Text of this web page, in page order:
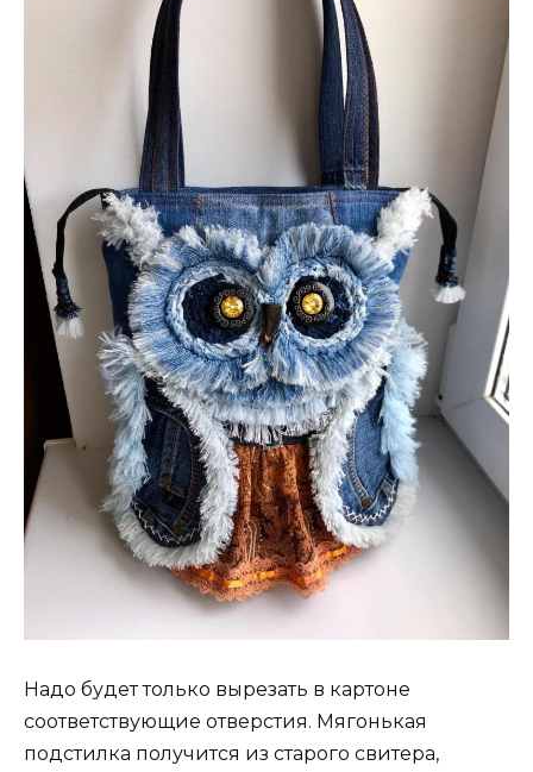
Надо будет только вырезать в картоне
соответствующие отверстия. Мягонькая
подстилка получится из старого свитера,